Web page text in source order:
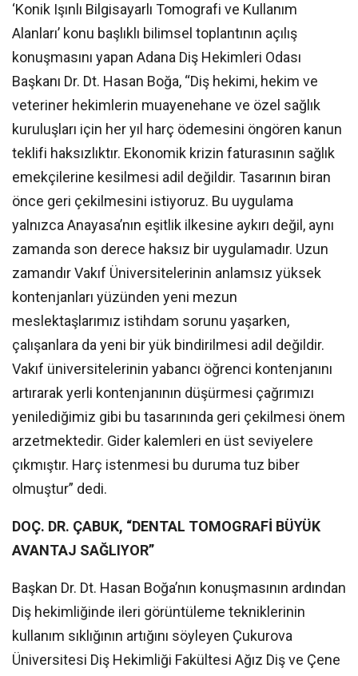
‘Konik Işınlı Bilgisayarlı Tomografi ve Kullanım
Alanları’ konu başlıklı bilimsel toplantının açılış
konuşmasını yapan Adana Diş Hekimleri Odası
Başkanı Dr. Dt. Hasan Boğa, “Diş hekimi, hekim ve
veteriner hekimlerin muayenehane ve özel sağlık
kuruluşları için her yıl harç ödemesini öngören kanun
teklifi haksızlıktır. Ekonomik krizin faturasının sağlık
emekçilerine kesilmesi adil değildir. Tasarının biran
önce geri çekilmesini istiyoruz. Bu uygulama
yalnızca Anayasa’nın eşitlik ilkesine aykırı değil, aynı
zamanda son derece haksız bir uygulamadır. Uzun
zamandır Vakıf Üniversitelerinin anlamsız yüksek
kontenjanları yüzünden yeni mezun
meslektaşlarımız istihdam sorunu yaşarken,
çalışanlara da yeni bir yük bindirilmesi adil değildir.
Vakıf üniversitelerinin yabancı öğrenci kontenjanını
artırarak yerli kontenjanının düşürmesi çağrımızı
yenilediğimiz gibi bu tasarınında geri çekilmesi önem
arzetmektedir. Gider kalemleri en üst seviyelere
çıkmıştır. Harç istenmesi bu duruma tuz biber
olmuştur” dedi.
DOÇ. DR. ÇABUK, “DENTAL TOMOGRAFİ BÜYÜK
AVANTAJ SAĞLIYOR”
Başkan Dr. Dt. Hasan Boğa’nın konuşmasının ardından
Diş hekimliğinde ileri görüntüleme tekniklerinin
kullanım sıklığının artığını söyleyen Çukurova
Üniversitesi Diş Hekimliği Fakültesi Ağız Diş ve Çene